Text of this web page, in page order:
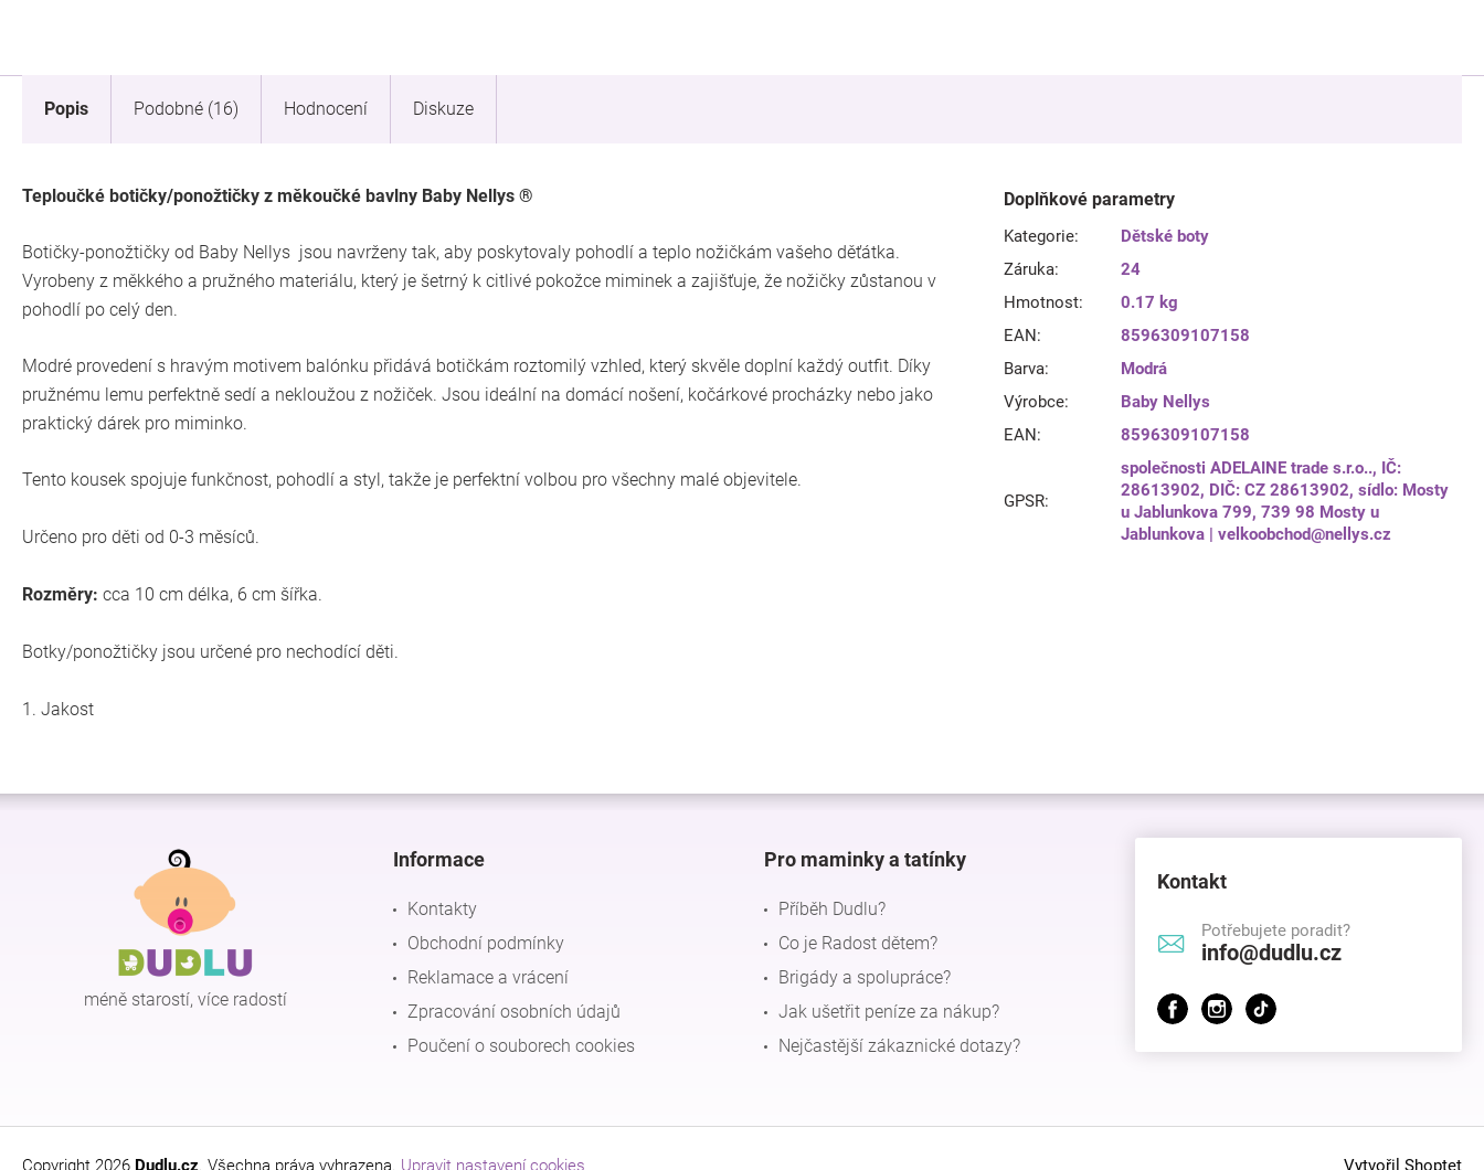
Popis Podobné (16) Hodnocení Diskuze
Teploučké botičky/ponožtičky z měkoučké bavlny Baby Nellys ®
Botičky-ponožtičky od Baby Nellys jsou navrženy tak, aby poskytovaly pohodlí a teplo nožičkám vašeho děťátka.
Vyrobeny z měkkého a pružného materiálu, který je šetrný k citlivé pokožce miminek a zajišťuje, že nožičky zůstanou v
pohodlí po celý den.
Modré provedení s hravým motivem balónku přidává botičkám roztomilý vzhled, který skvěle doplní každý outfit. Díky
pružnému lemu perfektně sedí a nekloužou z nožiček. Jsou ideální na domácí nošení, kočárkové procházky nebo jako
praktický dárek pro miminko.
Tento kousek spojuje funkčnost, pohodlí a styl, takže je perfektní volbou pro všechny malé objevitele.
Určeno pro děti od 0-3 měsíců.
Rozměry: cca 10 cm délka, 6 cm šířka.
Botky/ponožtičky jsou určené pro nechodící děti.
1. Jakost
Doplňkové parametry
Kategorie:
Dětské boty
Záruka:
24
Hmotnost:
0.17 kg
EAN:
8596309107158
Barva:
Modrá
Výrobce:
Baby Nellys
EAN: 8596309107158
GPSR:
společnosti ADELAINE trade s.r.o.., IČ:
28613902, DIČ: CZ 28613902, sídlo: Mosty
u Jablunkova 799, 739 98 Mosty u
Jablunkova | velkoobchod@nellys.cz
Z
méně starostí, více radostí
Informace
Kontakty
Obchodní podmínky
Reklamace a vrácení
Zpracování osobních údajů
Poučení o souborech cookies
Pro maminky a tatínky
Příběh Dudlu?
Co je Radost dětem?
Brigády a spolupráce?
Jak ušetřit peníze za nákup?
Nejčastější zákaznické dotazy?
Kontakt
Potřebujete poradit?
info@dudlu.cz
Vytvořil Shoptet
Copyright 2026 Dudlu.cz. Všechna práva vyhrazena. Upravit nastavení cookies